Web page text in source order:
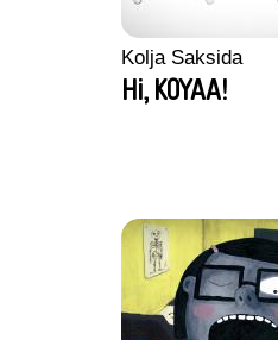
Kolja Saksida
Hi, KOYAA!